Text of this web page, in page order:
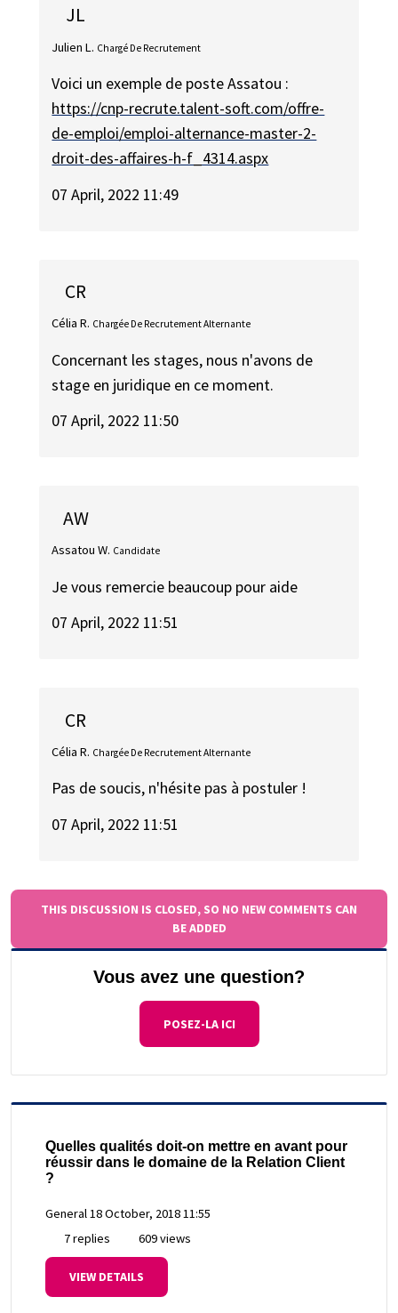
JL
Julien L. Chargé De Recrutement
Voici un exemple de poste Assatou :
https://cnp-recrute.talent-soft.com/offre-
de-emploi/emploi-alternance-master-2-
droit-des-affaires-h-f_4314.aspx
07 April, 2022 11:49
CR
Célia R. Chargée De Recrutement Alternante
Concernant les stages, nous n'avons de
stage en juridique en ce moment.
07 April, 2022 11:50
AW
Assatou W. Candidate
Je vous remercie beaucoup pour aide
07 April, 2022 11:51
CR
Célia R. Chargée De Recrutement Alternante
Pas de soucis, n'hésite pas à postuler !
07 April, 2022 11:51
THIS DISCUSSION IS CLOSED, SO NO NEW COMMENTS CAN
BE ADDED
Vous avez une question?
POSEZ-LA ICI
Quelles qualités doit-on mettre en avant pour
réussir dans le domaine de la Relation Client
?
General 18 October, 2018 11:55
7 replies
609 views
VIEW DETAILS